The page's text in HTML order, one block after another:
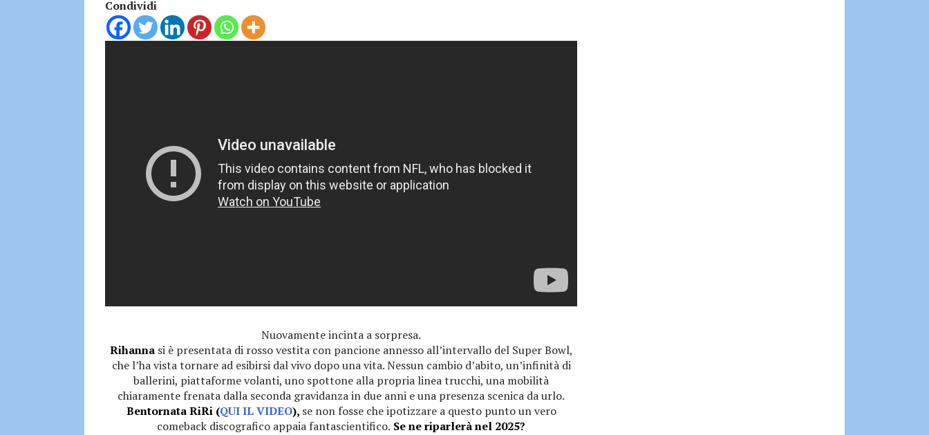
Condividi
Nuovamente incinta a sorpresa.
Rihannasi è presentata di rosso vestita con pancione annesso all’intervallo del Super Bowl,
che l’ha vista tornare ad esibirsi dal vivo dopo una vita. Nessun cambio d’abito, un’infinità di
ballerini, piattaforme volanti, uno spottone alla propria linea trucchi, una mobilità
chiaramente frenata dalla seconda gravidanza in due anni e una presenza scenica da urlo.
Bentornata RiRi (QUI IL VIDEO), se non fosse che ipotizzare a questo punto un vero
comeback discografico appaia fantascientifico. Se ne riparlerà nel 2025?